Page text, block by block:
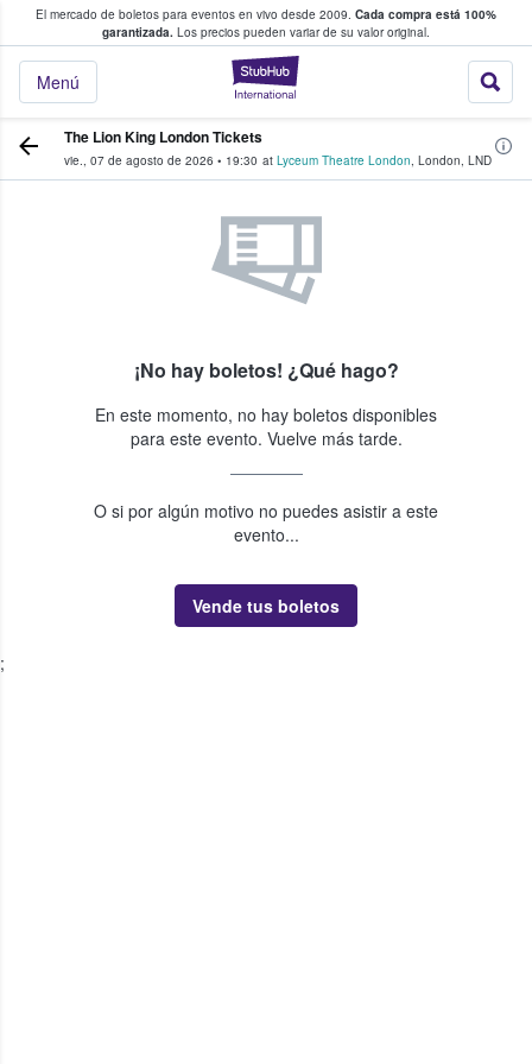
El mercado de boletos para eventos en vivo desde 2009. Cada compra está 100%
garantizada. Los precios pueden variar de su valor original.
StubHub: donde
Menú
fans compran y venden boletos
The Lion King London Tickets
vie., 07 de agosto de 2026 • 19:30 at Lyceum Theatre London, London, LND
¡No hay boletos! ¿Qué hago?
En este momento, no hay boletos disponibles
para este evento. Vuelve más tarde.
O si por algún motivo no puedes asistir a este
evento...
Vende tus boletos
;